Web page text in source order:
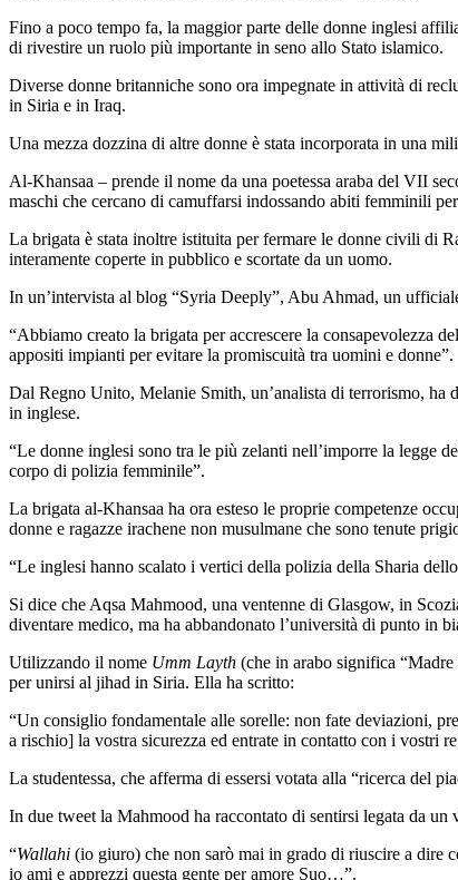
Fino a poco tempo fa, la maggior parte delle donne inglesi
di rivestire un ruolo più importante in seno allo Stato islamico.
Diverse donne britanniche sono ora impegnate in attività di
in Siria e in Iraq.
Una mezza dozzina di altre donne è stata incorporata in una
Al-Khansaa – prende il nome da una poetessa araba del VII
maschi che cercano di camuffarsi indossando abiti femminili
La brigata è stata inoltre istituita per fermare le donne civili di
interamente coperte in pubblico e scortate da un uomo.
In un’intervista al blog “Syria Deeply”, Abu Ahmad, un
“Abbiamo creato la brigata per accrescere la consapevolezza
appositi impianti per evitare la promiscuità tra uomini e donne”.
Dal Regno Unito, Melanie Smith, un’analista di terrorismo, ha
in inglese.
“Le donne inglesi sono tra le più zelanti nell’imporre la legge
corpo di polizia femminile”.
La brigata al-Khansaa ha ora esteso le proprie competenze
donne e ragazze irachene non musulmane che sono tenute
“Le inglesi hanno scalato i vertici della polizia della Sharia
Si dice che Aqsa Mahmood, una ventenne di Glasgow, in
diventare medico, ma ha abbandonato l’università di punto in
Utilizzando il nome Umm Layth (che in arabo significa
per unirsi al jihad in Siria. Ella ha scritto:
“Un consiglio fondamentale alle sorelle: non fate deviazioni,
a rischio] la vostra sicurezza ed entrate in contatto con i vostri
La studentessa, che afferma di essersi votata alla “ricerca del
In due tweet la Mahmood ha raccontato di sentirsi legata da
“Wallahi (io giuro) che non sarò mai in grado di riuscire a dire
io ami e apprezzi questa gente per amore Suo…”.